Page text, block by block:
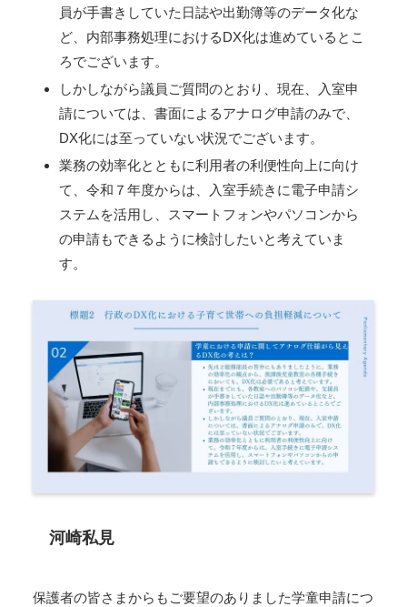
員が手書きしていた日誌や出勤簿等のデータ化な
ど、内部事務処理におけるDX化は進めているとこ
ろでございます。
しかしながら議員ご質問のとおり、現在、入室申
請については、書面によるアナログ申請のみで、
DX化には至っていない状況でございます。
業務の効率化とともに利用者の利便性向上に向け
て、令和７年度からは、入室手続きに電子申請シ
ステムを活用し、スマートフォンやパソコンから
の申請もできるように検討したいと考えていま
す。
河崎私見
保護者の皆さまからもご要望のありました学童申請につ